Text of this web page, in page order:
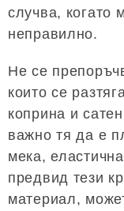
случва, когато
неправилно.
Не се
които се
коприна и
важно тя да е
мека,
предвид тези
материал,